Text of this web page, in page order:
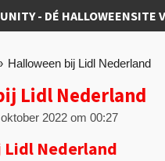
Halloween bij Lidl Nederland
Lidl Nederland
2022 om 00:27
Lidl Nederland